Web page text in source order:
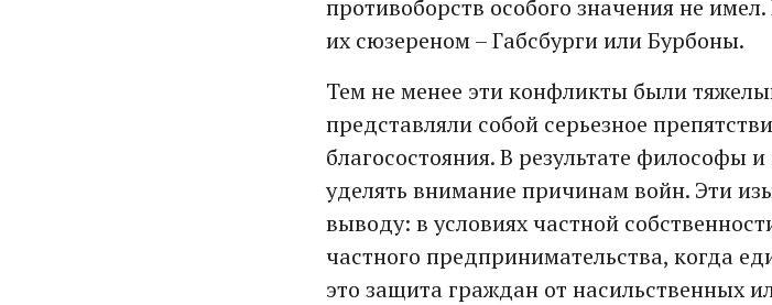
противоборств особого значения не
их сюзереном – Габсбурги или Бурбоны.
Тем не менее эти конфликты были
представляли собой серьезное
благосостояния. В результате философы
уделять внимание причинам войн. Эти
выводу: в условиях частной
частного предпринимательства, когда
это защита граждан от насильственных